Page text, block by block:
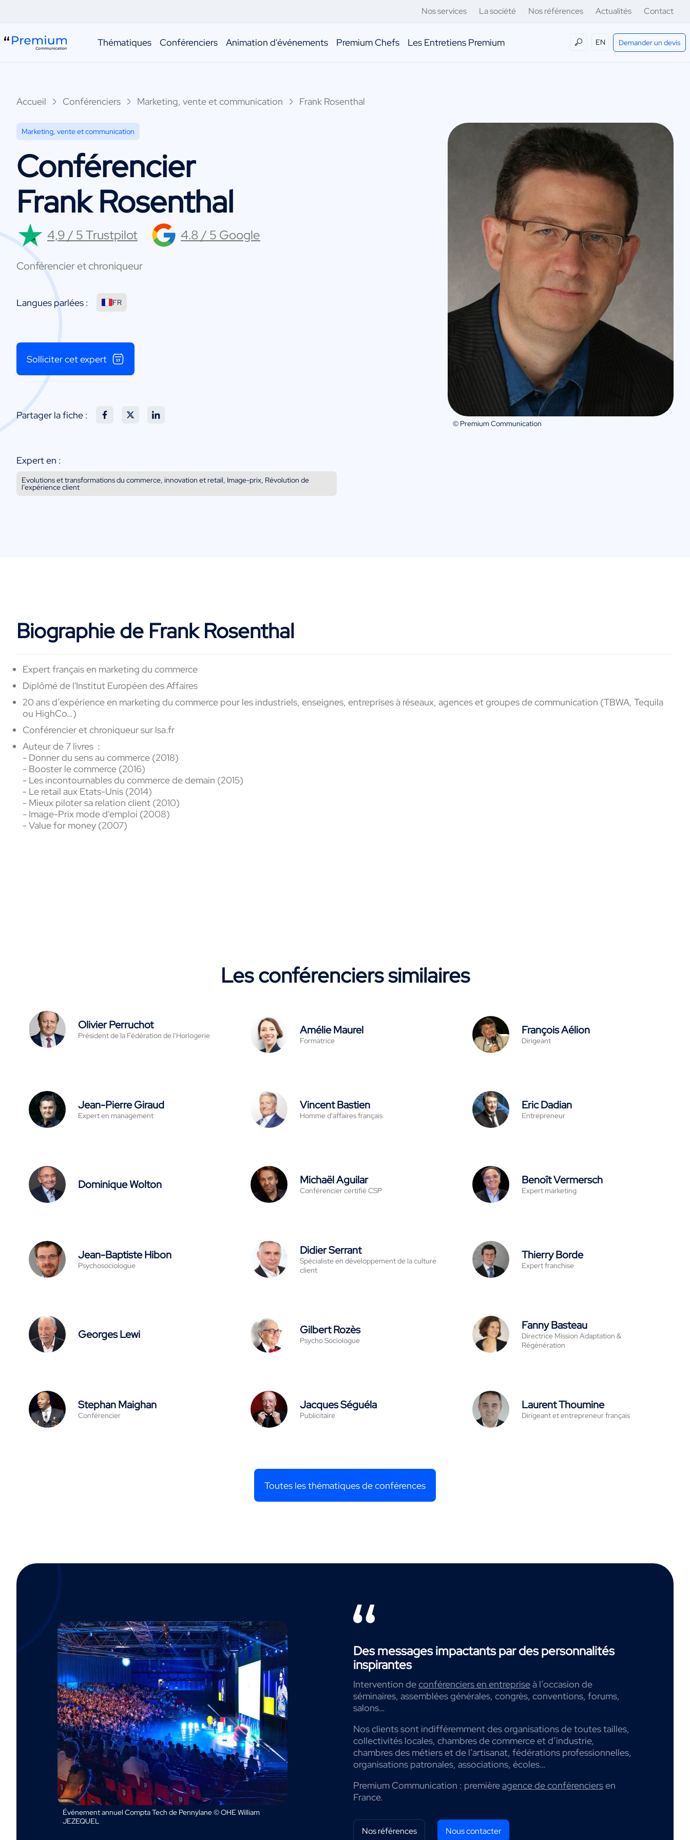
Nos services La société Nos références Actualités Contact
Thématiques Conférenciers Animation d'événements Premium Chefs Les Entretiens Premium EN Demander un devis
Accueil Conférenciers Marketing, vente et communication Frank Rosenthal
© Premium Communication
Marketing, vente et communication
Conférencier
Frank Rosenthal
4,9 / 5 Trustpilot 4.8 / 5 Google
Conférencier et chroniqueur
Langues parlées : FR
Solliciter cet expert
Partager la fiche :
Expert en :
Evolutions et transformations du commerce, innovation et retail, Image-prix, Révolution de
l’expérience client
Biographie de Frank Rosenthal
Expert français en marketing du commerce
Diplôméde l'Institut Européen desAffaires
20 ansd’expérienceen marketing du commerce pour les industriels, enseignes, entreprises à réseaux, agences et groupes decommunication (TBWA, Tequila
ou HighCo…)
Conférencieretchroniqueur sur lsa.fr
Auteur de7 livres :
- Donner du sens au commerce (2018)
- Booster lecommerce (2016)
- Les incontournables du commerce dedemain (2015)
- Le retail aux Etats-Unis (2014)
- Mieux piloter sa relation client (2010)
- Image-Prix moded'emploi (2008)
- Value for money (2007)
Les conférenciers similaires
Olivier Perruchot
Président de la Fédération de l'Horlogerie Amélie Maurel
Formatrice
François Aélion
Dirigeant
Jean-Pierre Giraud
Expert en management
Vincent Bastien
Homme d'affaires français
Eric Dadian
Entrepreneur
Dominique Wolton Michaël Aguilar
Conférencier certifié CSP
Benoît Vermersch
Expert marketing
Jean-Baptiste Hibon
Psychosociologue
Didier Serrant
Spécialiste en développement de la culture
client
Thierry Borde
Expert franchise
Georges Lewi Gilbert Rozès
Psycho Sociologue
Fanny Basteau
Directrice Mission Adaptation &
Régénération
Stephan Maighan
Conférencier
Jacques Séguéla
Publicitaire
Laurent Thoumine
Dirigeant et entrepreneur français
Toutes les thématiques de conférences
Événement annuel Compta Tech de Pennylane © OHE William
JEZEQUEL
Des messages impactants par des personnalités
inspirantes
Intervention deconférenciers en entrepriseà l’occasion de
séminaires, assemblées générales, congrès, conventions, forums,
salons…
Nos clients sont indifféremment des organisations de toutes tailles,
collectivités locales, chambres de commerce et d’industrie,
chambres des métiers et de l’artisanat, fédérations professionnelles,
organisations patronales, associations, écoles…
Premium Communication : premièreagence de conférenciersen
France.
Nos références Nous contacter